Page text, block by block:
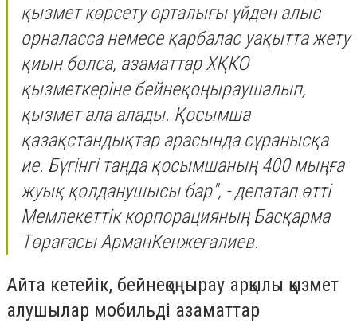
қызмет көрсету орталығы үйден алыс
орналасса немесе қарбалас уақытта жету
қиын болса, азаматтар ХҚКО
қызметкеріне бейнеқоңыраушалып,
қызмет ала алады. Қосымша
қазақстандықтар арасында сұранысқа
ие. Бүгінгі таңда қосымшаның 400 мыңға
жуық қолданушысы бар", - депатап өтті
Мемлекеттік корпорацияның Басқарма
Төрағасы АрманКенжеғалиев.
Айта кетейік, бейнеқоңырау арқылы қызмет
алушылар мобильді азаматтар